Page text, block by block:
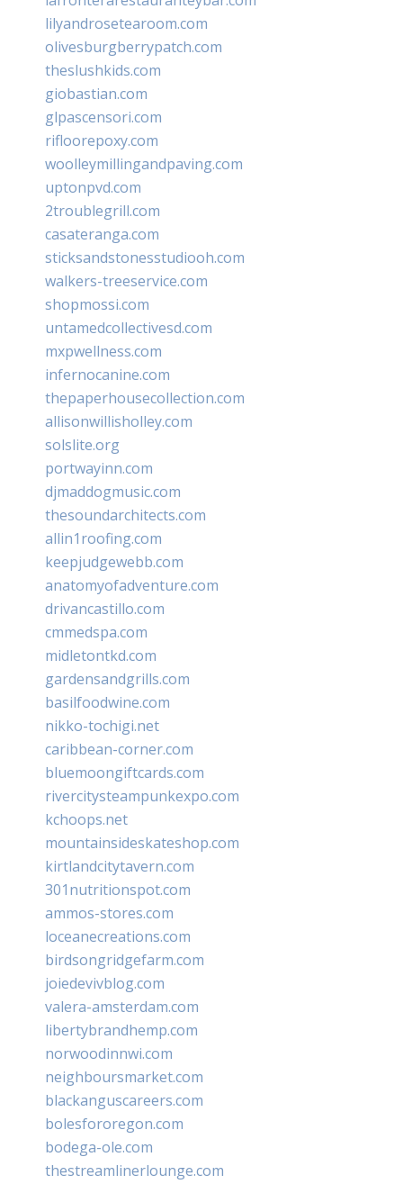
lilyandrosetearoom.com
olivesburgberrypatch.com
theslushkids.com
giobastian.com
glpascensori.com
rifloorepoxy.com
woolleymillingandpaving.com
uptonpvd.com
2troublegrill.com
casateranga.com
sticksandstonesstudiooh.com
walkers-treeservice.com
shopmossi.com
untamedcollectivesd.com
mxpwellness.com
infernocanine.com
thepaperhousecollection.com
allisonwillisholley.com
solslite.org
portwayinn.com
djmaddogmusic.com
thesoundarchitects.com
allin1roofing.com
keepjudgewebb.com
anatomyofadventure.com
drivancastillo.com
cmmedspa.com
midletontkd.com
gardensandgrills.com
basilfoodwine.com
nikko-tochigi.net
caribbean-corner.com
bluemoongiftcards.com
rivercitysteampunkexpo.com
kchoops.net
mountainsideskateshop.com
kirtlandcitytavern.com
301nutritionspot.com
ammos-stores.com
loceanecreations.com
birdsongridgefarm.com
joiedevivblog.com
valera-amsterdam.com
libertybrandhemp.com
norwoodinnwi.com
neighboursmarket.com
blackanguscareers.com
bolesfororegon.com
bodega-ole.com
thestreamlinerlounge.com